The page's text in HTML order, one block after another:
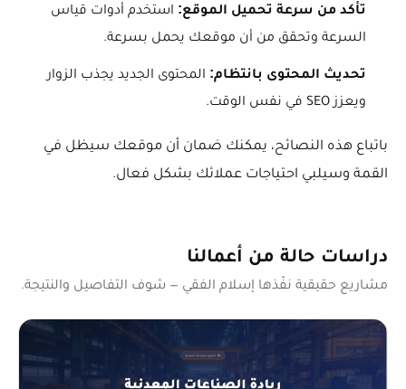
تأكد من سرعة تحميل الموقع: استخدم أدوات قياس
السرعة وتحقق من أن موقعك يحمل بسرعة.
تحديث المحتوى بانتظام: المحتوى الجديد يجذب الزوار
ويعزز SEO في نفس الوقت.
باتباع هذه النصائح، يمكنك ضمان أن موقعك سيظل في
القمة وسيلبي احتياجات عملائك بشكل فعال.
دراسات حالة من أعمالنا
مشاريع حقيقية نفّذها إسلام الفقي — شوف التفاصيل والنتيجة.